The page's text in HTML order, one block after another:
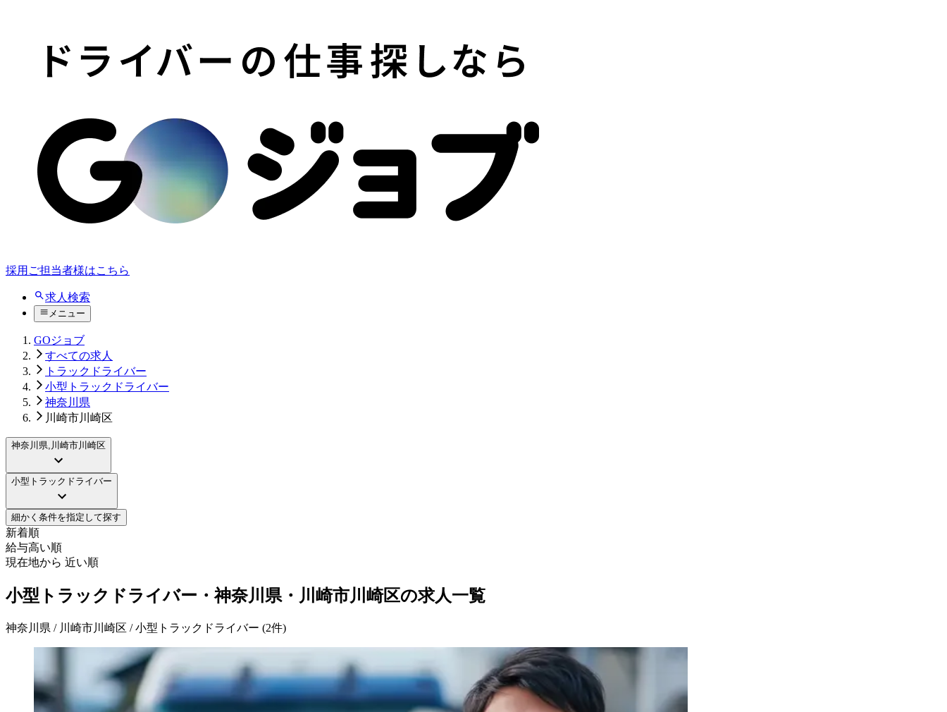
採用ご担当者様はこちら
求人検索
メニュー
GOジョブ
すべての求人
トラックドライバー
小型トラックドライバー
神奈川県
川崎市川崎区
神奈川県,川崎市川崎区
小型トラックドライバー
細かく条件を指定して探す
新着順
給与高い順
現在地から 近い順
小型トラックドライバー・神奈川県・川崎市川崎区の求人一覧
神奈川県 / 川崎市川崎区 / 小型トラックドライバー (2件)